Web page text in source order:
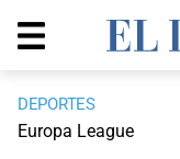
DEPORTES
Europa League